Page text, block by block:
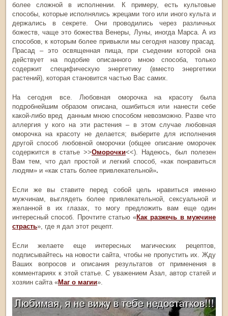
более сложной в исполнении. К примеру, есть культовые
способы, которые исполнялись жрецами того или иного культа и
держались в секрете. Они проводились через различных
божеств, чаще это божества Венеры, Луны, иногда Марса. А из
способов, к которым более привыкли мы сегодня назову прасад.
Прасад – это освященная пища, при съедении которой она
действует на подобие описанного мною способа, только
содержит специфическую энергетику (вместо энергетики
растений), которая становится частью Вас самих.
На сегодня все. Любовная оморочка на красоту была
подробнейшим образом описана, ошибиться или нанести себе
какой-либо вред данным мною способом невозможно. Разве что
аллергия у кого на эти растения – в этом случае любовная
оморочка на красоту не делается; выберите для исполнения
другой способ любовной оморочки (общее описание оморочек
содержится в статье >>Оморочки<<). Надеюсь, был полезен
Вам тем, что дал простой и легкий способ, «как понравиться
людям» и «как стать более привлекательной».
Если же вы ставите перед собой цель нравиться именно
мужчинам, выглядеть более привлекательной, сексуальной и
желанной в их глазах, то могу предложить вам еще один
интересный способ. Прочтите статью «Как разжечь в мужчине
страсть», где я дал этот рецепт.
Если желаете еще интересных магических рецептов,
подписывайтесь на новости сайта, чтобы не пропустить их. Жду
Ваших вопросов и описания результатов от применения в
комментариях к этой статье. С уважением Азал, автор статей и
хозяин сайта «Маг о магии».